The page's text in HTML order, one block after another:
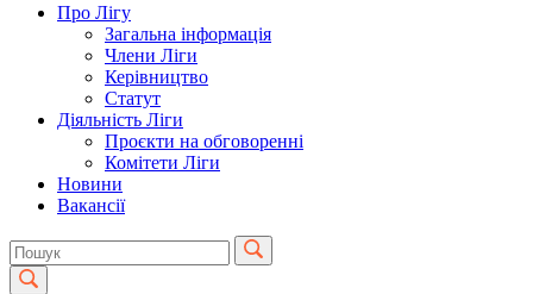
Про Лігу
Загальна інформація
Члени Ліги
Керівництво
Статут
Діяльність Ліги
Проєкти на обговоренні
Комітети Ліги
Новини
Вакансії